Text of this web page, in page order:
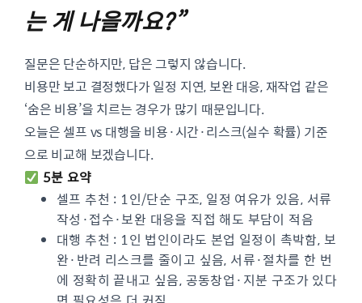
는 게 나을까요?”
질문은 단순하지만, 답은 그렇지 않습니다.
비용만 보고 결정했다가 일정 지연, 보완 대응, 재작업 같은
‘숨은 비용’을 치르는 경우가 많기 때문입니다.
오늘은 셀프 vs 대행을 비용·시간·리스크(실수 확률) 기준
으로 비교해 보겠습니다.
5분 요약
셀프 추천 : 1인/단순 구조, 일정 여유가 있음, 서류
작성·접수·보완 대응을 직접 해도 부담이 적음
대행 추천 : 1인 법인이라도 본업 일정이 촉박함, 보
완·반려 리스크를 줄이고 싶음, 서류·절차를 한 번
에 정확히 끝내고 싶음, 공동창업·지분 구조가 있다